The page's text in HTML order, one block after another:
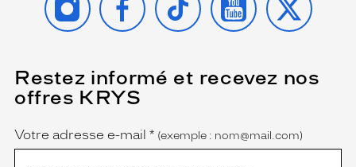
Restez informé et recevez nos
offres KRYS
Name
Votre adresse e-mail *
(Ce
champ
est
(exemple : nom@mail.com)